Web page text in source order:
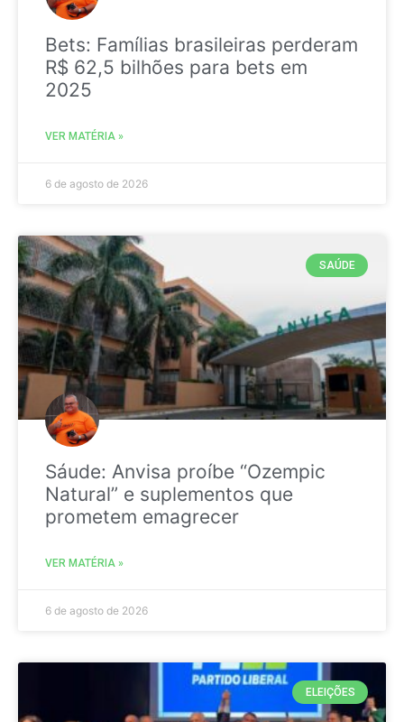
Bets: Famílias brasileiras perderam
R$ 62,5 bilhões para bets em
2025
VER MATÉRIA »
6 de agosto de 2026
SAÚDE
Sáude: Anvisa proíbe “Ozempic
Natural” e suplementos que
prometem emagrecer
VER MATÉRIA »
6 de agosto de 2026
ELEIÇÕES